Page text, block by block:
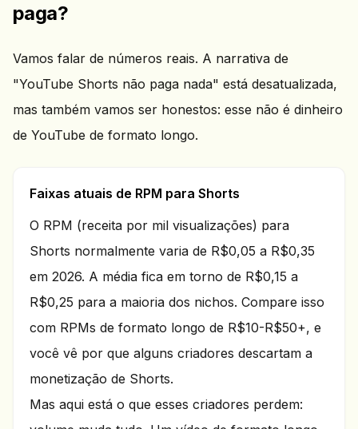
paga?
Vamos falar de números reais. A narrativa de
"YouTube Shorts não paga nada" está desatualizada,
mas também vamos ser honestos: esse não é dinheiro
de YouTube de formato longo.
Faixas atuais de RPM para Shorts
O RPM (receita por mil visualizações) para
Shorts normalmente varia de R$0,05 a R$0,35
em 2026. A média fica em torno de R$0,15 a
R$0,25 para a maioria dos nichos. Compare isso
com RPMs de formato longo de R$10-R$50+, e
você vê por que alguns criadores descartam a
monetização de Shorts.
Mas aqui está o que esses criadores perdem: